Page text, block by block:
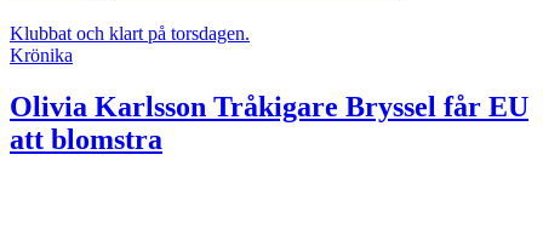
Klubbat och klart på torsdagen.
Krönika
Olivia Karlsson Tråkigare Bryssel får EU
att blomstra